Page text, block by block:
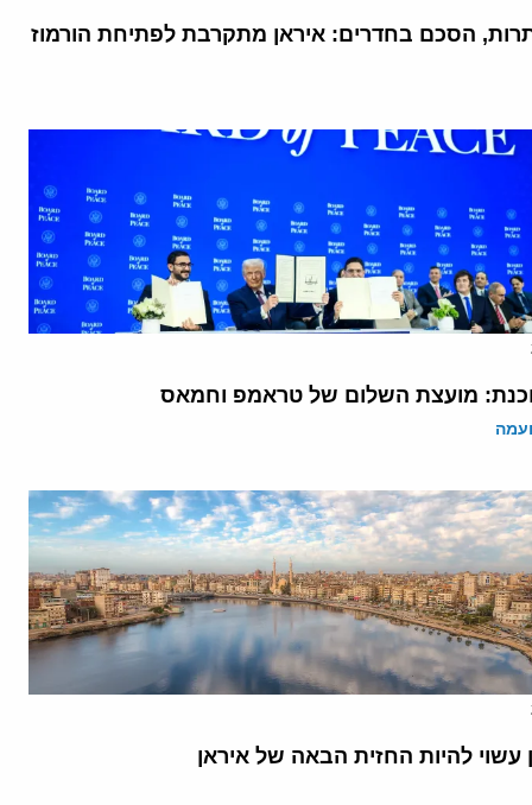
הסכם בחדרים: איראן מתקרבת לפתיחת הורמוז
מועצת השלום של טראמפ וחמאס
עשוי להיות החזית הבאה של איראן